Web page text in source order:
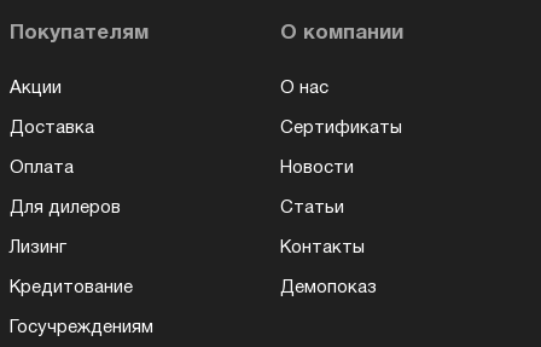
Покупателям
Акции
Доставка
Оплата
Для дилеров
Лизинг
Кредитование
Госучреждениям
О компании
О нас
Сертификаты
Новости
Статьи
Контакты
Демопоказ